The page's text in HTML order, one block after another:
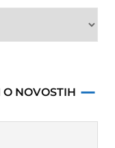
NOVOSTIH